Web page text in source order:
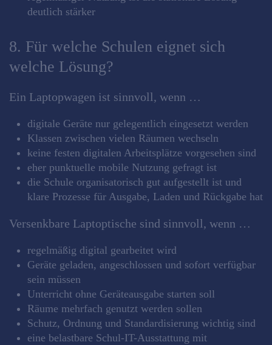
deutlich stärker
8. Für welche Schulen eignet sich
welche Lösung?
Ein Laptopwagen ist sinnvoll, wenn …
digitale Geräte nur gelegentlich eingesetzt werden
Klassen zwischen vielen Räumen wechseln
keine festen digitalen Arbeitsplätze vorgesehen sind
eher punktuelle mobile Nutzung gefragt ist
die Schule organisatorisch gut aufgestellt ist und
klare Prozesse für Ausgabe, Laden und Rückgabe hat
Versenkbare Laptoptische sind sinnvoll, wenn …
regelmäßig digital gearbeitet wird
Geräte geladen, angeschlossen und sofort verfügbar
sein müssen
Unterricht ohne Geräteausgabe starten soll
Räume mehrfach genutzt werden sollen
Schutz, Ordnung und Standardisierung wichtig sind
eine belastbare Schul-IT-Ausstattung mit